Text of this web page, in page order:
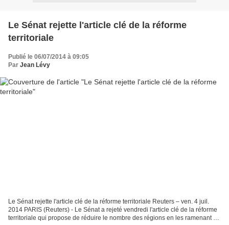
Le Sénat rejette l'article clé de la réforme
territoriale
Publié le 06/07/2014 à 09:05
Par Jean Lévy
Le Sénat rejette l'article clé de la réforme territoriale Reuters – ven. 4 juil.
2014 PARIS (Reuters) - Le Sénat a rejeté vendredi l'article clé de la réforme
territoriale qui propose de réduire le nombre des régions en les ramenant de